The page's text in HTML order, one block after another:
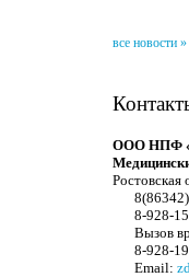
все новости »
ООО НПФ
Ростовская
8-928-
Вызов
8-928-
Email: